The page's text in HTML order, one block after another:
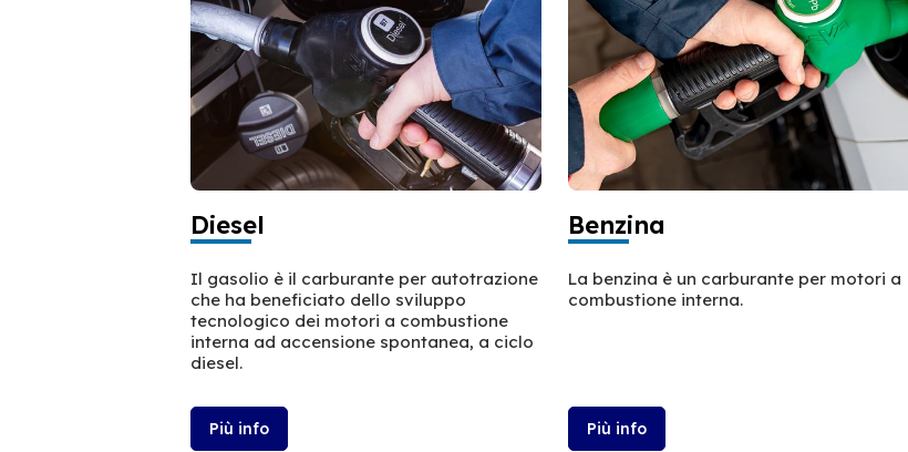
Diesel
Il gasolio è il carburante per autotrazione
che ha beneficiato dello sviluppo
tecnologico dei motori a combustione
interna ad accensione spontanea, a ciclo
diesel.
Più info
Benzina
La benzina è un carburante per motori a
combustione interna.
Più info